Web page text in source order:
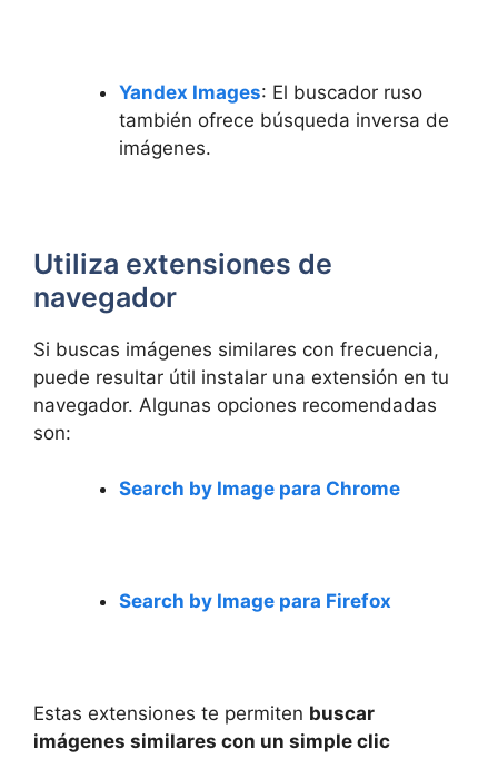
Yandex ⁣Images: El buscador ruso
también ofrece búsqueda inversa de
imágenes.
Utiliza extensiones de
navegador
Si buscas imágenes similares con frecuencia,
puede ⁣resultar útil instalar una extensión en tu
navegador. Algunas opciones recomendadas
son:
Search by Image para Chrome
Search by Image⁢ para Firefox
Estas extensiones te permiten buscar
imágenes similares con un simple clic